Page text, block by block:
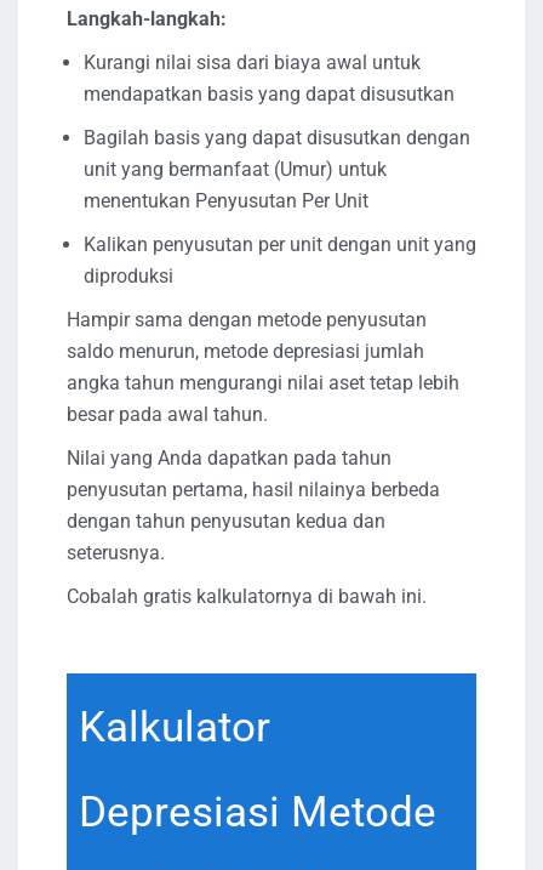
Langkah-langkah:
Kurangi nilai sisa dari biaya awal untuk
mendapatkan basis yang dapat disusutkan
Bagilah basis yang dapat disusutkan dengan
unit yang bermanfaat (Umur) untuk
menentukan Penyusutan Per Unit
Kalikan penyusutan per unit dengan unit yang
diproduksi
Hampir sama dengan metode penyusutan
saldo menurun, metode depresiasi jumlah
angka tahun mengurangi nilai aset tetap lebih
besar pada awal tahun.
Nilai yang Anda dapatkan pada tahun
penyusutan pertama, hasil nilainya berbeda
dengan tahun penyusutan kedua dan
seterusnya.
Cobalah gratis kalkulatornya di bawah ini.
Kalkulator
Depresiasi Metode